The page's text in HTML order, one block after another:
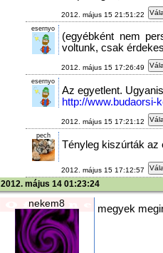
2012. május 15 21:51:22
esernyo
(egyébként nem
voltunk, csak
2012. május 15 17:26:49
esernyo
Az egyetlent.
http://www.budaorsi-
2012. május 15 17:21:12
pech
Tényleg kiszúrták
2012. május 15 17:12:57
2012. május 14 01:23:24
nekem8 megyek